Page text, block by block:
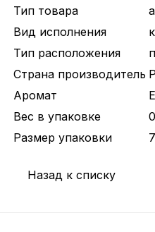
Тип товара
Вид исполнения
Тип расположения
Страна производитель
Аромат
Вес в упаковке
Размер упаковки
Назад к списку